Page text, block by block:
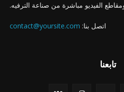
الفيديو مباشرة من صناعة الترفيه.
اتصل بنا: contact@yoursite.com
تابعنا